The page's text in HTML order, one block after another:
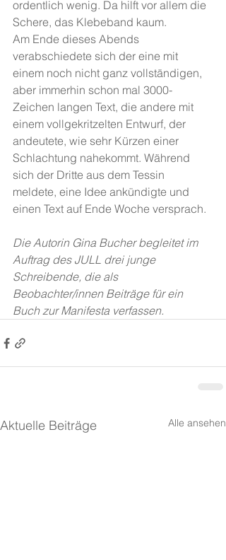
ordentlich wenig. Da hilft vor allem die
Schere, das Klebeband kaum.
Am Ende dieses Abends
verabschiedete sich der eine mit
einem noch nicht ganz vollständigen,
aber immerhin schon mal 3000-
Zeichen langen Text, die andere mit
einem vollgekritzelten Entwurf, der
andeutete, wie sehr Kürzen einer
Schlachtung nahekommt. Während
sich der Dritte aus dem Tessin
meldete, eine Idee ankündigte und
einen Text auf Ende Woche versprach.
Die Autorin Gina Bucher begleitet im
Auftrag des JULL drei junge
Schreibende, die als
Beobachter/innen Beiträge für ein
Buch zur Manifesta verfassen.
Aktuelle Beiträge Alle ansehen